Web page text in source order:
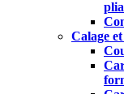
Calage